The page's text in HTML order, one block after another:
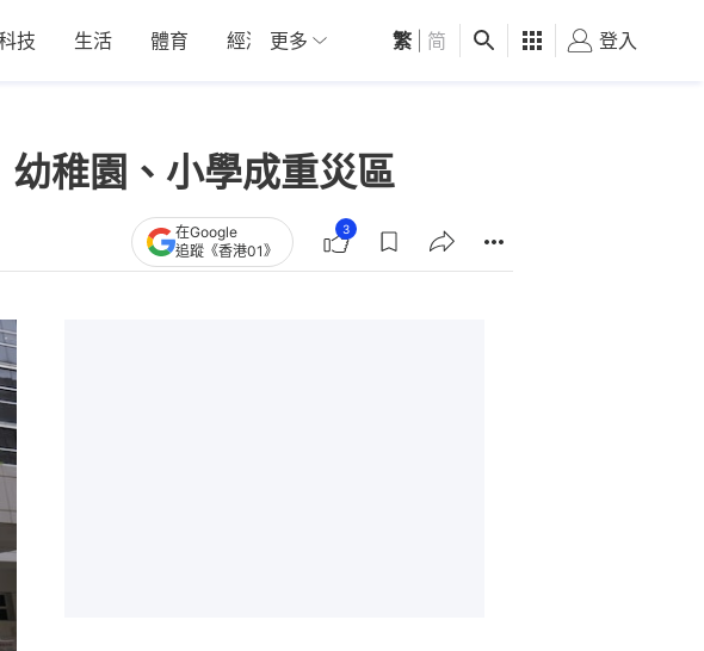
技 生活 體育 經濟 01深圳 觀點 健康 好食玩飛
更多 繁 简 登入
稚園、小學成重災區
在Google
追蹤《香港01》
3